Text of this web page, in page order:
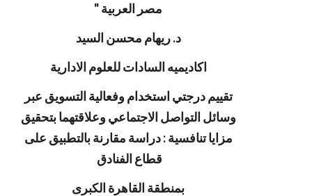
مصر العربية "
د. ريهام محسن السيد
اكاديميه السادات للعلوم الادارية
تقييم درجتي استخدام وفعالية التسويق عبر
وسائل التواصل الاجتماعي وعلاقتهما بتحقيق
مزايا تنافسية : دراسة مقارنة بالتطبيق على
قطاع الفنادق
بمنطقة القاهرة الكبرى